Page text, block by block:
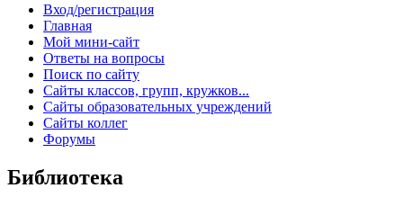
Вход/регистрация
Главная
Мой мини-сайт
Ответы на вопросы
Поиск по сайту
Сайты классов, групп, кружков...
Сайты образовательных учреждений
Сайты коллег
Форумы
Библиотека